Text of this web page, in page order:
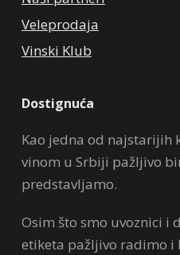
Veleprodaja
Vinski Klub
Dostignuća
Kao jedna od najstarijih
vinom u Srbiji pažljivo
predstavljamo.
Osim što smo uvoznici i
etiketa pažljivo radimo i